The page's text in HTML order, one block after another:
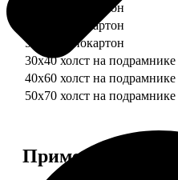
30х40 пенокартон
40х60 пенокартон
50х70 пенокартон
30х40 холст на подрамнике
40х60 холст на подрамнике
50х70 холст на подрамнике
Примеры работ